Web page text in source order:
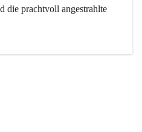
die prachtvoll angestrahlte
mehr, ist aber integrativer